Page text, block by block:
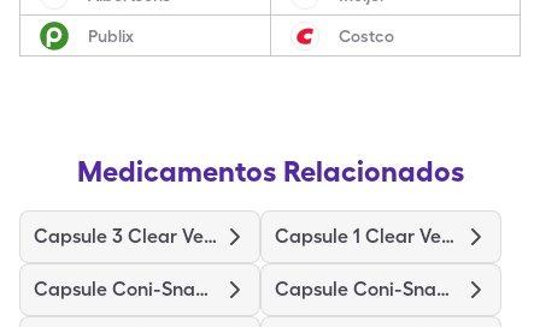
Publix Costco
Medicamentos Relacionados
Capsule 3 Clear Veggie Capsule 1 Clear Veggie
Capsule Coni-Snap #3 Clear Veg Capsule Coni-Snap #1 Veggie